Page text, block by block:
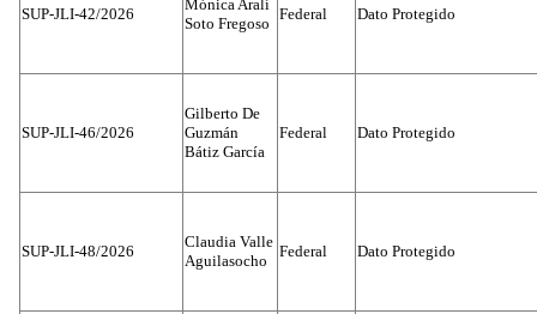
SUP-JLI-42/2026
Mónica Aralí
Soto Fregoso
Federal Dato Protegido
SUP-JLI-46/2026
Gilberto De
Guzmán
Bátiz García
Federal Dato Protegido
SUP-JLI-48/2026
Claudia Valle
Aguilasocho
Federal Dato Protegido